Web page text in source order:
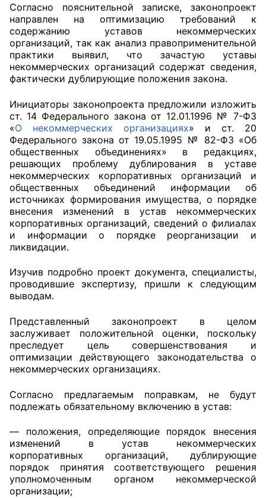
Общественные советы при территориальных
органах федеральных органов
исполнительной власти
Общественные советы по проведению
независимой оценки качества условий
оказания услуг
О Палате
Структура Палаты
Комиссии
Экспертный совет ОП КО
Совет ОП КО
Общественный штаб
Члены ОП КО
Регламент ОП КО
Кодекс этики ОП КО
Соглашения
Рекомендации
Порядок работы ЦОН
Аппарат ОП КО
Согласно пояснительной записке, законопроект
направлен на оптимизацию требований к
содержанию уставов некоммерческих
организаций, так как анализ правоприменительной
практики выявил, что зачастую уставы
некоммерческих организаций содержат сведения,
фактически дублирующие положения закона.
Инициаторы законопроекта предложили изложить
ст. 14 Федерального закона от 12.01.1996 № 7-ФЗ
«О некоммерческих организациях» и ст. 20
Федерального закона от 19.05.1995 № 82-ФЗ «Об
общественных объединениях» в редакциях,
решающих проблему дублирования в уставе
некоммерческих корпоративных организаций и
общественных объединений информации об
источниках формирования имущества, о порядке
внесения изменений в устав некоммерческих
корпоративных организаций, сведений о филиалах
и информации о порядке реорганизации и
ликвидации.
Изучив подробно проект документа, специалисты,
проводившие экспертизу, пришли к следующим
выводам.
Представленный законопроект в целом
заслуживает положительной оценки, поскольку
преследует цель совершенствования и
оптимизации действующего законодательства о
некоммерческих организациях.
Согласно предлагаемым поправкам, не будут
подлежать обязательному включению в устав:
— положения, определяющие порядок внесения
изменений в устав некоммерческих
корпоративных организаций, дублирующие
порядок принятия соответствующего решения
уполномоченным органом некоммерческой
организации;